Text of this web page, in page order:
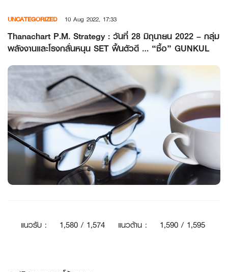
content
UNCATEGORIZED 10 Aug 2022, 17:33
Thanachart P.M. Strategy : วันที่ 28 มิถุนายน 2022 – กลุ่ม
พลังงานและโรงกลั่นหนุน SET ฟื้นตัวดี … “ซื้อ” GUNKUL
แนวรับ: 1,580 / 1,574 แนวต้าน : 1,590 / 1,595